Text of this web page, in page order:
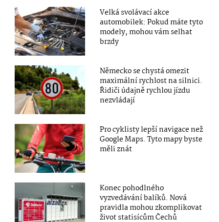
Velká svolávací akce
automobilek: Pokud máte tyto
modely, mohou vám selhat
brzdy
Německo se chystá omezit
maximální rychlost na silnici.
Řidiči údajně rychlou jízdu
nezvládají
Pro cyklisty lepší navigace než
Google Maps. Tyto mapy byste
měli znát
Konec pohodlného
vyzvedávání balíků. Nová
pravidla mohou zkomplikovat
život statisícům Čechů